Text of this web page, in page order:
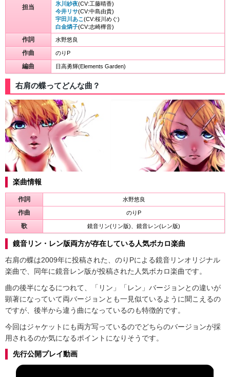
担当
氷川紗夜(CV:工藤晴香)
今井リサ(CV:中島由貴)
宇田川あこ(CV:桜川めぐ)
白金燐子(CV:志崎樺音)
作詞 水野悠良
作曲 のりP
編曲 日高勇輝(Elements Garden)
右肩の蝶ってどんな曲？
楽曲情報
作詞 水野悠良
作曲 のりP
歌 鏡音リン(リン版)、鏡音レン(レン版)
鏡音リン・レン版両方が存在している人気ボカロ楽曲
右肩の蝶は2009年に投稿された、のりPによる鏡音リンオリジナル
楽曲で、同年に鏡音レン版が投稿された人気ボカロ楽曲です。
曲の後半になるにつれて、「リン」「レン」バージョンとの違いが
顕著になっていて両バージョンとも一見似ているように聞こえるの
ですが、後半から違う曲になっているのも特徴的です。
今回はジャケットにも両方写っているのでどちらのバージョンが採
用されるのか気になるポイントになりそうです。
先行公開プレイ動画